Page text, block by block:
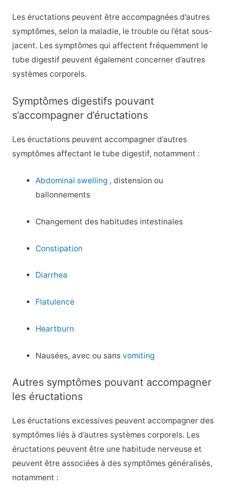
Les éructations peuvent être accompagnées d’autres
symptômes, selon la maladie, le trouble ou l’état sous-
jacent. Les symptômes qui affectent fréquemment le
tube digestif peuvent également concerner d’autres
systèmes corporels.
Symptômes digestifs pouvant
s’accompagner d’éructations
Les éructations peuvent accompagner d’autres
symptômes affectant le tube digestif, notamment :
Abdominal swelling , distension ou
ballonnements
Changement des habitudes intestinales
Constipation
Diarrhea
Flatulence
Heartburn
Nausées, avec ou sansvomiting
Autres symptômes pouvant accompagner
les éructations
Les éructations excessives peuvent accompagner des
symptômes liés à d’autres systèmes corporels. Les
éructations peuvent être une habitude nerveuse et
peuvent être associées à des symptômes généralisés,
notamment :